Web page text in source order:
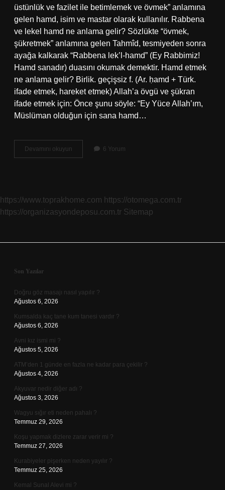
üstünlük ve fazilet ile betimlemek ve övmek” anlamına
gelen hamd, isim ve mastar olarak kullanılır. Rabbena
ve lekel hamd ne anlama gelir? Sözlükte “övmek,
şükretmek” anlamına gelen Tahmîd, tesmiyeden sonra
ayağa kalkarak “Rabbena lek’l-hamd” (Ey Rabbimiz!
Hamd sanadır) duasını okumak demektir. Hamd etmek
ne anlama gelir? Birlik. geçişsiz f. (Ar. ḥamd + Türk.
ifade etmek, hareket etmek) Allah’a övgü ve şükran
ifade etmek için: Önce şunu söyle: “Ey Yüce Allah’ım,
Müslüman olduğun için sana hamd…
Devamını okuyun
Hamd
6 Yorum
https://www.toprakhome.com https://otomega.com.tr
https://organizasyondeposu.com.tr Sitemap
Sidebar
Son Yazılar
Doğru göz masajı nasıl yapılır ?
Ağustos 6, 2026
Kumsalda kaç tane kum tanesi vardır ?
Ağustos 6, 2026
Avni kız ismi mi ?
Ağustos 5, 2026
ATM’den 1 günde en fazla ne kadar para çekilir ?
Ağustos 4, 2026
Akyuvar nedir diğer adı ?
Ağustos 3, 2026
Wagyu sığır eti neden pahalı ?
Temmuz 29, 2026
Koşu yapmak dizlere zarar verir mi ?
Temmuz 27, 2026
Kurabiyeler pişerken neden yayılır ?
Temmuz 25, 2026
Kemal Sunal Alevi mi ?